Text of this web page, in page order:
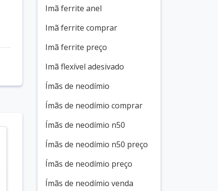
Imã ferrite anel
Imã ferrite comprar
Imã ferrite preço
Imã flexível adesivado
Ímãs de neodímio
Ímãs de neodímio comprar
Ímãs de neodímio n50
Ímãs de neodímio n50 preço
Ímãs de neodímio preço
Ímãs de neodímio venda